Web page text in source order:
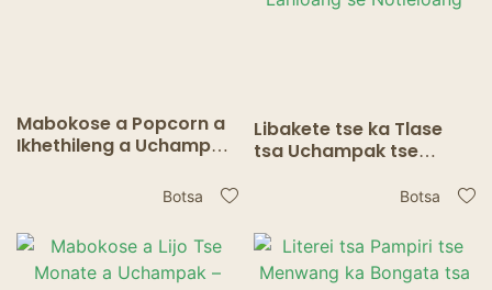
Mabokose a Popcorn a
Ikhethileng a Uchampak
Botsa
Libakete tse ka Tlase
tsa Uchampak tse
Setshelo sa ho Nka se
Botsa